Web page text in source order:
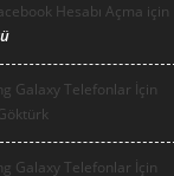
Hesabı Açma için
Galaxy Telefonlar İçin
Galaxy Telefonlar İçin